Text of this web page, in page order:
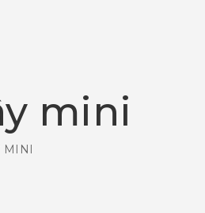
mini
MINI